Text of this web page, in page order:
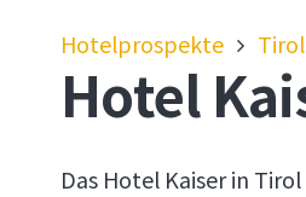
Hotelprospekte Tirol
Hotel
Das Hotel Kaiser in